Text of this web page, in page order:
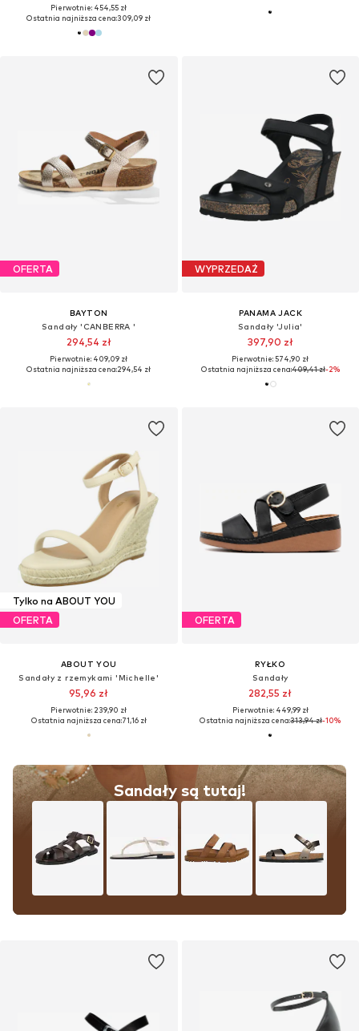
Pierwotnie: 454,55 zł
Ostatnia najniższa cena:309,09 zł
OFERTA
BAYTON
Sandały 'CANBERRA '
294,54 zł
Pierwotnie: 409,09 zł
Ostatnia najniższa cena:294,54 zł
WYPRZEDAŻ
PANAMA JACK
Sandały 'Julia'
397,90 zł
Pierwotnie: 574,90 zł
Ostatnia najniższa cena:409,41 zł-2%
Tylko na ABOUT YOU
OFERTA
ABOUT YOU
Sandały z rzemykami 'Michelle'
95,96 zł
Pierwotnie: 239,90 zł
Ostatnia najniższa cena:71,16 zł
Sandały są tutaj!
OFERTA
RYŁKO
Sandały
282,55 zł
Pierwotnie: 449,99 zł
Ostatnia najniższa cena:313,94 zł-10%